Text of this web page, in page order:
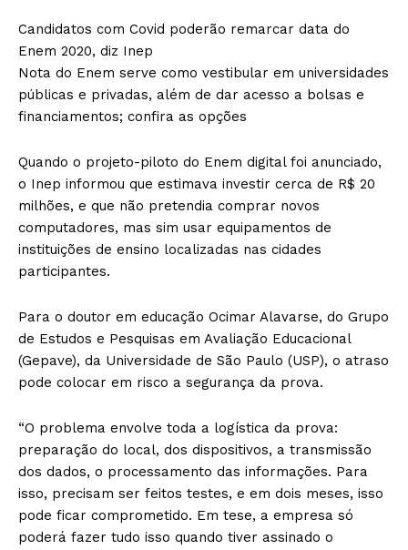
Candidatos com Covid poderão remarcar data do
Enem 2020, diz Inep
Nota do Enem serve como vestibular em universidades
públicas e privadas, além de dar acesso a bolsas e
financiamentos; confira as opções
Quando o projeto-piloto do Enem digital foi anunciado,
o Inep informou que estimava investir cerca de R$ 20
milhões, e que não pretendia comprar novos
computadores, mas sim usar equipamentos de
instituições de ensino localizadas nas cidades
participantes.
Para o doutor em educação Ocimar Alavarse, do Grupo
de Estudos e Pesquisas em Avaliação Educacional
(Gepave), da Universidade de São Paulo (USP), o atraso
pode colocar em risco a segurança da prova.
“O problema envolve toda a logística da prova:
preparação do local, dos dispositivos, a transmissão
dos dados, o processamento das informações. Para
isso, precisam ser feitos testes, e em dois meses, isso
pode ficar comprometido. Em tese, a empresa só
poderá fazer tudo isso quando tiver assinado o